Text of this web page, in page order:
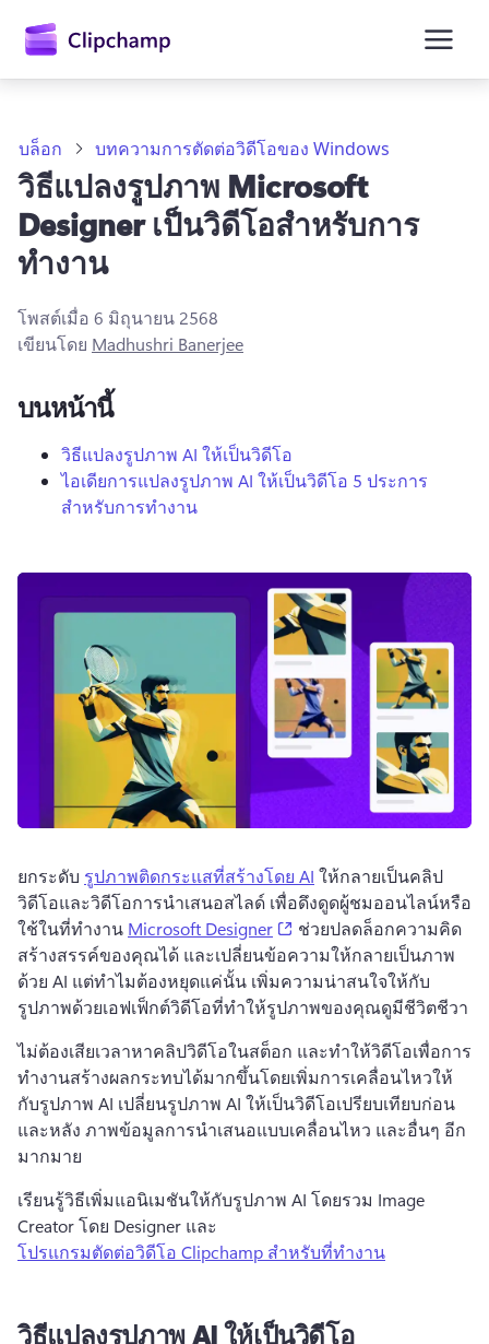
เนื้อหา
หลัก
ลงชื่อเข้าใช้
ลองใช้ฟรี
บล็อก บทความการตัดต่อวิดีโอของ Windows
วิธีแปลงรูปภาพ Microsoft
Designer เป็นวิดีโอสำหรับการ
ทำงาน
โพสต์เมื่อ 6 มิถุนายน 2568
เขียนโดย Madhushri Banerjee
บนหน้านี้
วิธีแปลงรูปภาพ AI ให้เป็นวิดีโอ
ไอเดียการแปลงรูปภาพ AI ให้เป็นวิดีโอ 5 ประการ
สำหรับการทำงาน
ยกระดับ รูปภาพติดกระแสที่สร้างโดย AI ให้กลายเป็นคลิป
วิดีโอและวิดีโอการนำเสนอสไลด์ เพื่อดึงดูดผู้ชมออนไลน์หรือ
ใช้ในที่ทำงาน Microsoft Designer (opens in a new tab)
ช่วยปลดล็อกความคิด
สร้างสรรค์ของคุณได้ และเปลี่ยนข้อความให้กลายเป็นภาพ
ด้วย AI แต่ทำไมต้องหยุดแค่นั้น เพิ่มความน่าสนใจให้กับ
ไม่ต้องเสียเวลาหาคลิปวิดีโอในสต็อก และทำให้วิดีโอเพื่อการ
ทำงานสร้างผลกระทบได้มากขึ้นโดยเพิ่มการเคลื่อนไหวให้
กับรูปภาพ AI เปลี่ยนรูปภาพ AI ให้เป็นวิดีโอเปรียบเทียบก่อน
และหลัง ภาพข้อมูลการนำเสนอแบบเคลื่อนไหว และอื่นๆ อีก
มากมาย
เรียนรู้วิธีเพิ่มแอนิเมชันให้กับรูปภาพ AI โดยรวม Image
Creator โดย Designer และ
โปรแกรมตัดต่อวิดีโอ Clipchamp สำหรับที่ทำงาน
วิธีแปลงรูปภาพ AI ให้เป็นวิดีโอ